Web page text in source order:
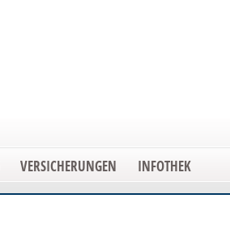
VERSICHERUNGEN INFOTHEK